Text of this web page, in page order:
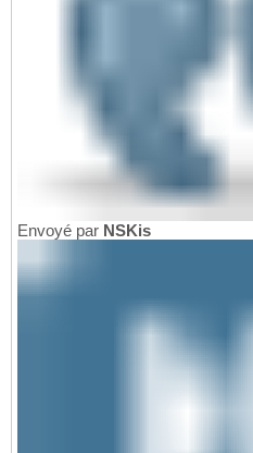
Envoyé par NSKis